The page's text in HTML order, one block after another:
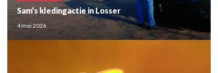
Sam’s kledingactie in Losser
4 mei 2026